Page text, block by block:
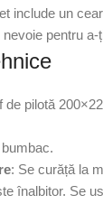
include un
pentru
de pilotă
: Se curăță la
înalbitor. Se